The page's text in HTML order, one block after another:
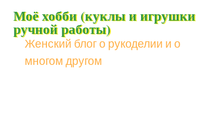
Моё хобби (куклы и игрушки
ручной работы)
Женский блог о рукоделии и о
многом другом